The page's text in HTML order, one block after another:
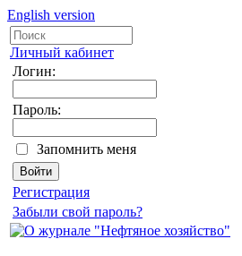
English version
Личный кабинет
Логин:
Пароль:
Запомнить меня
Регистрация
Забыли свой пароль?